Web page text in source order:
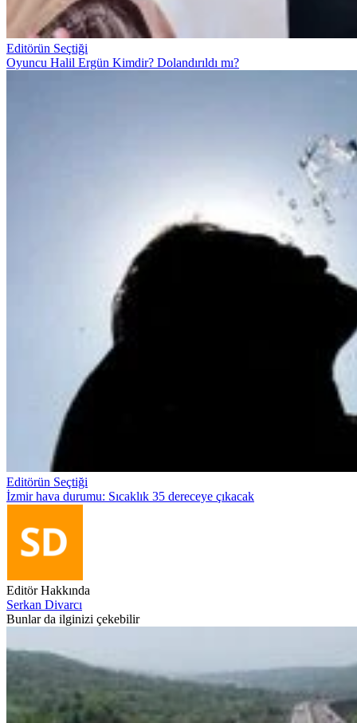
Editörün Seçtiği
Oyuncu Halil Ergün Kimdir? Dolandırıldı mı?
Editörün Seçtiği
İzmir hava durumu: Sıcaklık 35 dereceye çıkacak
Editör Hakkında
Serkan Divarcı
Bunlar da ilginizi çekebilir